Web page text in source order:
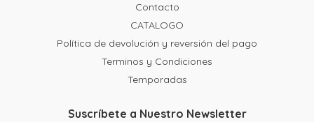
Contacto
CATALOGO
Política de devolución y reversión del pago
Terminos y Condiciones
Temporadas
Suscríbete a Nuestro Newsletter